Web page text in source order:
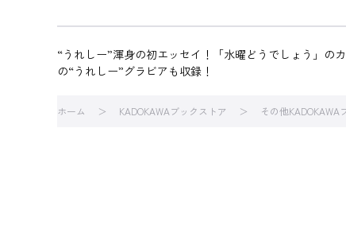
“うれしー”渾身の初エッセイ！「水曜どうでしょう」の
の“うれしー”グラビアも収録！
ホーム KADOKAWAブックストア その他KADOKAWA